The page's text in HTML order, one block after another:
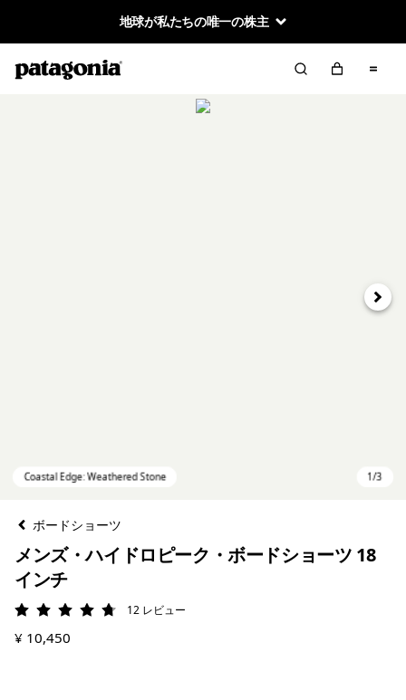
地球が私たちの唯一の株主
次へ
ボードショーツ
メンズ・ハイドロピーク・ボードショーツ 18
インチ
評価: 4.8 / 5
12 レビュー
¥ 10,450